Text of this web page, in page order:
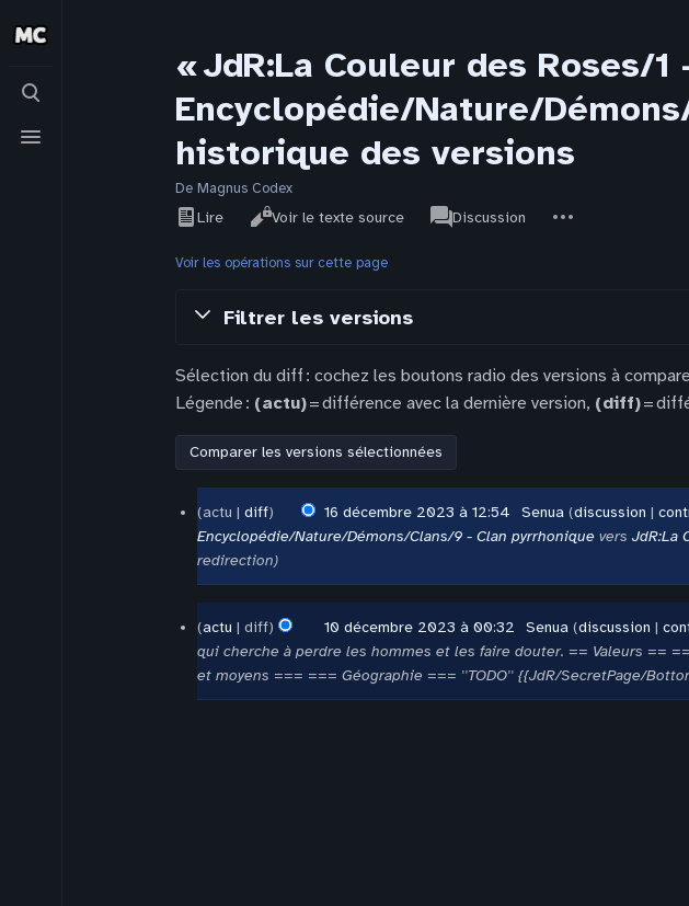
Basculer
recherche
Basculer
le
« JdR:La Couleur des Roses/1
Encyclopédie/Nature/
historique des versions
De Magnus Codex
Affichages
Lire Voir le texte source
Voir
l’historique
associated-
pages
JdRDiscussion
actions
Voir les opérations sur cette page
Filtrer les versions
Sélection du diff : cochez les boutons radio des versions à
Légende : (actu)= différence avec la dernière version, (diff)=
décembre
2023
actu diff 16 décembre 2023 à 12:54 Senua discussion
Encyclopédie/Nature/Démons/Clans/9 - Clan pyrrhonique vers JdR:La
redirection
décembre
2023
actu diff 10 décembre 2023 à 00:32 Senua discussion
qui cherche à perdre les hommes et les faire douter. == Valeurs ==
et moyens === === Géographie === ''TODO'' {{JdR/SecretPage/